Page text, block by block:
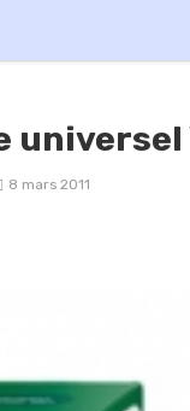
universel
8 mars 2011